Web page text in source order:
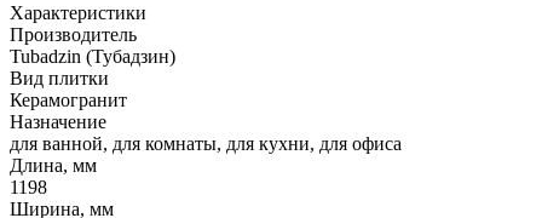
Характеристики
Производитель
Tubadzin (Тубадзин)
Вид плитки
Керамогранит
Назначение
для ванной, для комнаты, для кухни, для офиса
Длина, мм
1198
Ширина, мм